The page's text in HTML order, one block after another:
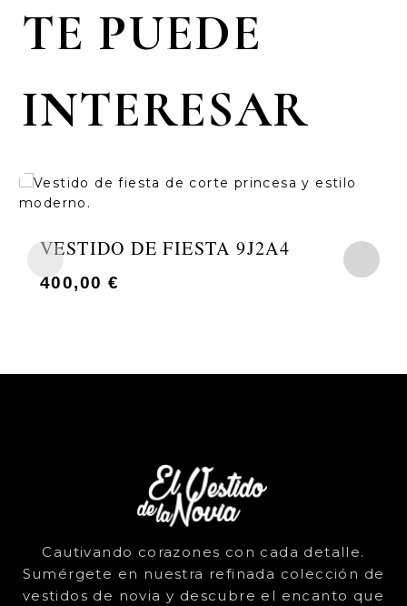
TE PUEDE
INTERESAR
VESTIDO DE FIESTA 9J2A4
400,00 €
Cautivando corazones con cada detalle.
Sumérgete en nuestra refinada colección de
vestidos de novia y descubre el encanto que